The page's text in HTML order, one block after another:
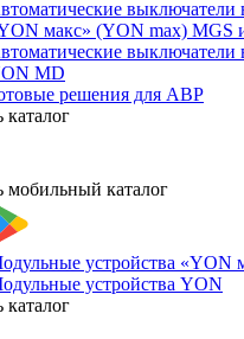
выключатели
макс» (YON max) MGS
выключатели
MD
решения для АВР
каталог
мобильный каталог
устройства «YON
устройства YON
каталог